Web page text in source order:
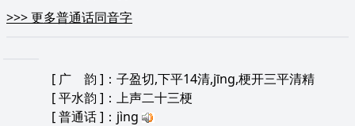
>>>更多普通话同音字
[ 广 韵 ]：子盈切,下平14清,jīng,梗开三平清精
[平水韵 ]：上声二十三梗
[普通话]：jìng